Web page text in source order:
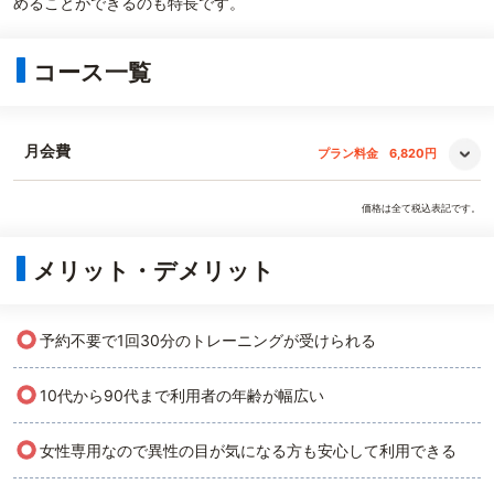
コース一覧
月会費 プラン料金 6,820円
価格は全て税込表記です。
メリット・デメリット
○予約不要で1回30分のトレーニングが受けられる
○10代から90代まで利用者の年齢が幅広い
○女性専用なので異性の目が気になる方も安心して利用できる